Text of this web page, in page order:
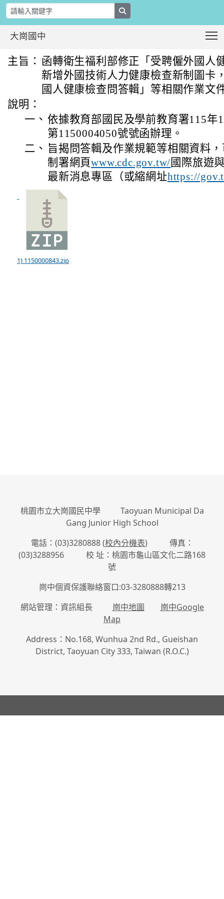
大崗國中
函轉衛生福利部修正「受聘僱外國人
主旨： 函轉衛生福利部修正「受聘僱外國人
新增外國技術人力健康檢查新制圖卡
國人健康檢查問答輯」等相關作業文
說明：
一、 依據教育部國民及學前教育署115年
第1150004050號號函辦理。
二、 旨揭問答輯及作業規範等相關資料
制署網頁www.cdc.gov.tw/ 國際旅遊
最新消息專區（或縮網址https://
1) 1150000843.zip
桃園市立大崗國民中學 Taoyuan Municipal Da
Gang Junior High School
電話：(03)3280888 (校內分機表) 傳真：
(03)3288956 校 址：桃園市龜山區文化二路168
號
崗中個資保護聯絡窗口:03-3280888轉213
網站管理：資訊組長 崗中地圖
崗中Google
Map
Address：No.168, Wunhua 2nd Rd., Gueishan
District, Taoyuan City 333, Taiwan (R.O.C.)